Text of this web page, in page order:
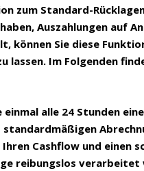
zum Standard-
Auszahlungen auf
können Sie diese
lassen. Im Folgenden
alle 24 Stunden
Cashflow und einen
reibungslos